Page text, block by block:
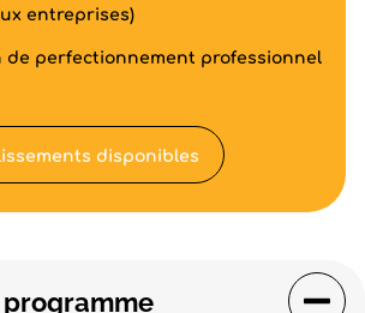
entreprises)
de perfectionnement professionnel
disponibles